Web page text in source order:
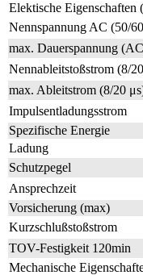
Elektische Eigenschaften
Nennspannung AC (50/
max. Dauerspannung
Nennableitstoßstrom (8/
max. Ableitstrom (8/20
Impulsentladungsstrom
Spezifische Energie
Ladung
Schutzpegel
Ansprechzeit
Vorsicherung (max)
Kurzschlußstoßstrom
TOV-Festigkeit 120min
Mechanische